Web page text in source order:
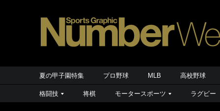
夏の甲子園特集 プロ野球 MLB 高校野球
格闘技 将棋 モータースポーツ ラグビー